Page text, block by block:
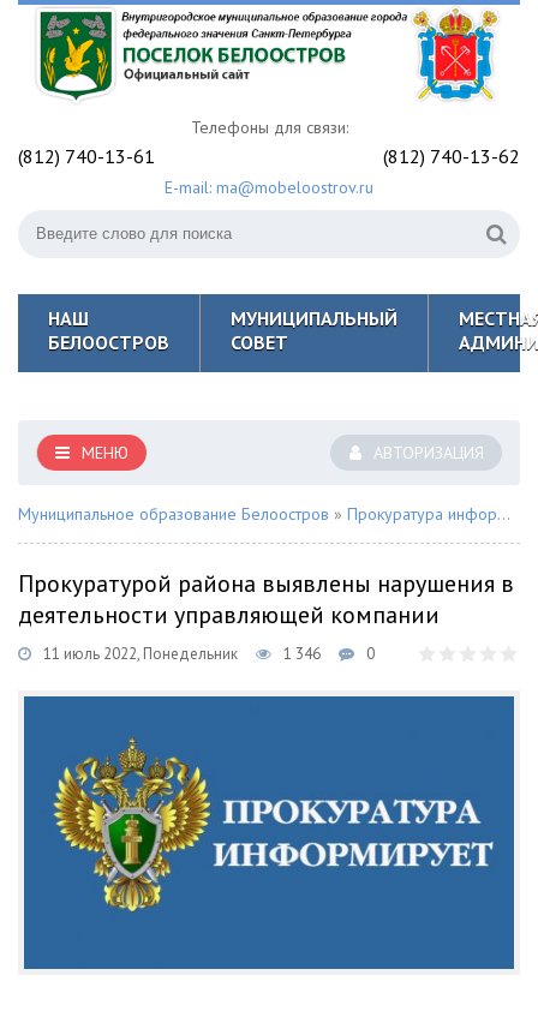
Телефоны для связи:
(812) 740-13-61 (812) 740-13-62
E-mail: ma@mobeloostrov.ru
НАШ
БЕЛООСТРОВ
МУНИЦИПАЛЬНЫЙ
СОВЕТ
АВТОРИЗАЦИЯ
МЕНЮ
Муниципальное образование Белоостров » Прокуратура информирует
Прокуратурой района выявлены нарушения в
деятельности управляющей компании
11 июль 2022, Понедельник 1 346 0